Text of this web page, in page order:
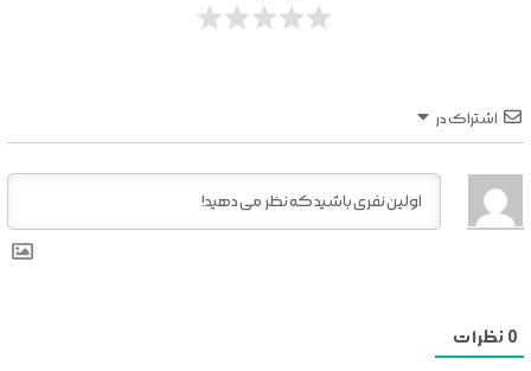
اشتراک در
0 نظرات